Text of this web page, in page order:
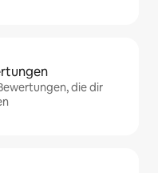
die dir